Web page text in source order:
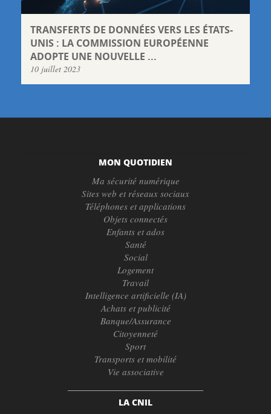
TRANSFERTS DE DONNÉES VERS LES ÉTATS-
UNIS : LA COMMISSION EUROPÉENNE
ADOPTE UNE NOUVELLE ...
10 juillet 2023
MON QUOTIDIEN
Ma sécurité numérique
Sites web et réseaux sociaux
Téléphones et applications
Objets connectés
Enfants et ados
Santé
Social
Logement
Travail
Intelligence artificielle (IA)
Achats et publicité
Banque/Assurance
Citoyenneté
Sport
Transports et mobilité
Vie associative
LA CNIL